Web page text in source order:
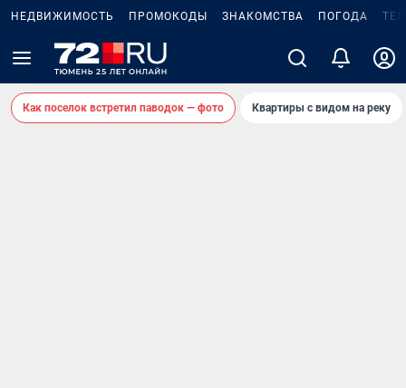
НЕДВИЖИМОСТЬ ПРОМОКОДЫ ЗНАКОМСТВА ПОГОДА
Как поселок встретил паводок — фото Квартиры с видом на реку